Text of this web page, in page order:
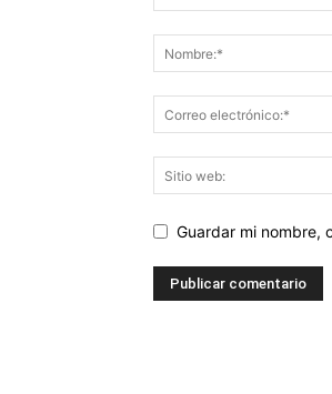
Guardar mi nombre,